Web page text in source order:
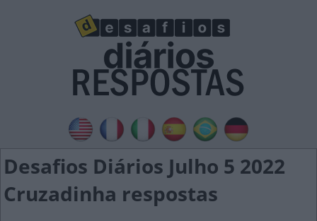
Desafios Diários Julho 5 2022
Cruzadinha respostas